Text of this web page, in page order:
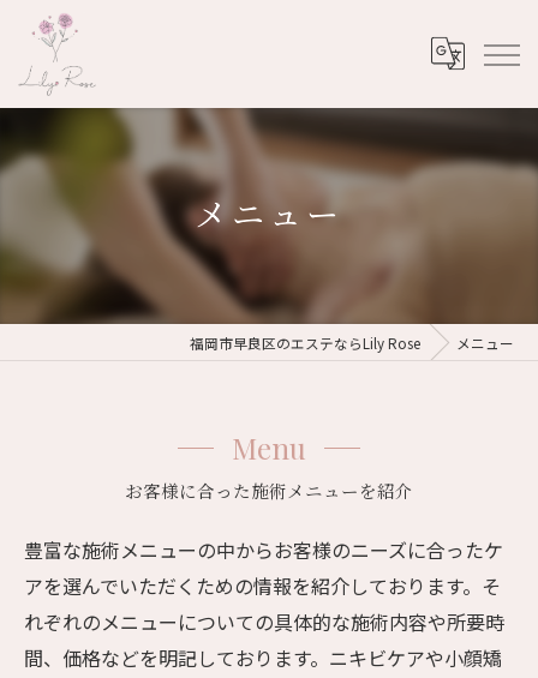
メニュー
福岡市早良区のエステならLily Rose メニュー
お客様に合った施術メニューを紹介
Menu
豊富な施術メニューの中からお客様のニーズに合ったケ
アを選んでいただくための情報を紹介しております。そ
れぞれのメニューについての具体的な施術内容や所要時
間、価格などを明記しております。ニキビケアや小顔矯